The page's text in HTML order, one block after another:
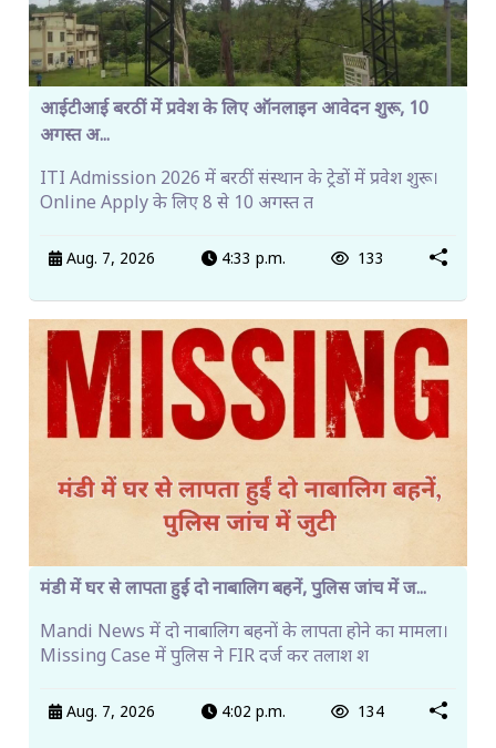
आईटीआई बरठीं में प्रवेश के लिए ऑनलाइन आवेदन शुरू, 10
अगस्त अ...
ITI Admission 2026 में बरठीं संस्थान के ट्रेडों में प्रवेश शुरू।
Online Apply के लिए 8 से 10 अगस्त त
Aug. 7, 2026 4:33 p.m. 133
मंडी में घर से लापता हुईं दो नाबालिग बहनें, पुलिस जांच में ज...
Mandi News में दो नाबालिग बहनों के लापता होने का मामला।
Missing Case में पुलिस ने FIR दर्ज कर तलाश श
Aug. 7, 2026 4:02 p.m. 134